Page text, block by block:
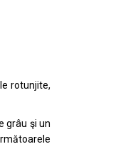
rotunjite,
grâu şi un